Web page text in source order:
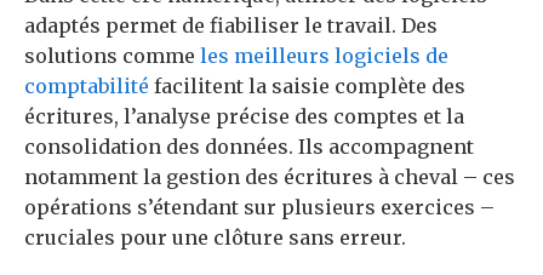
adaptés permet de fiabiliser le travail. Des
solutions comme les meilleurs logiciels de
comptabilité facilitent la saisie complète des
écritures, l’analyse précise des comptes et la
consolidation des données. Ils accompagnent
notamment la gestion des écritures à cheval – ces
opérations s’étendant sur plusieurs exercices –
cruciales pour une clôture sans erreur.